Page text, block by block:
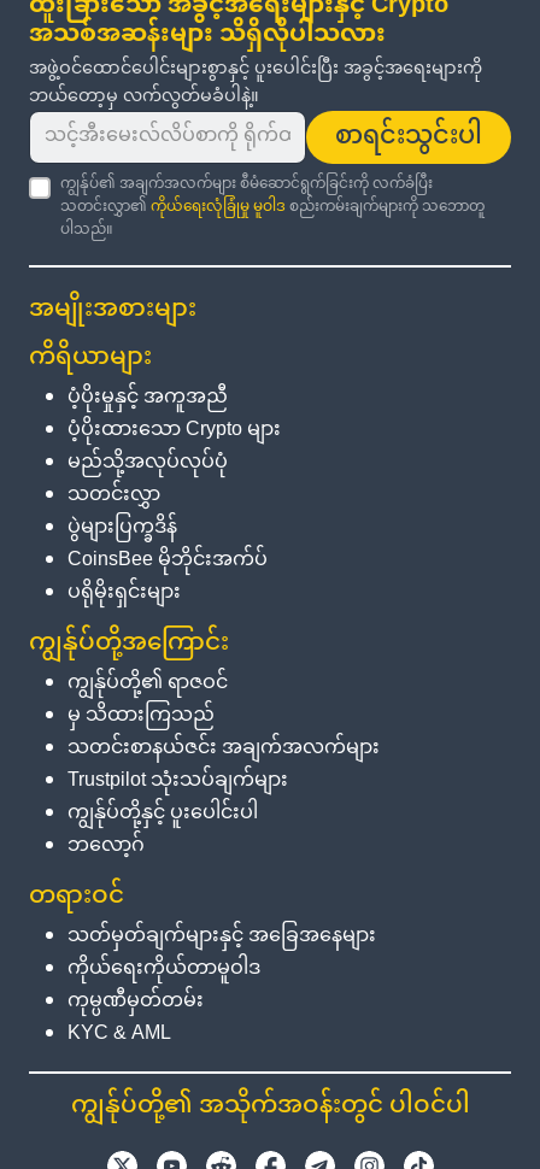
အသစ်အဆန်းများ သိရှိလိုပါသလား
အဖွဲ့ဝင်ထောင်ပေါင်းများစွာနှင့် ပူးပေါင်းပြီး အခွင့်အရေးများကို
ဘယ်တော့မှ လက်လွတ်မခံပါနဲ့။
စာရင်းသွင်းပါ
ကျွန်ုပ်၏ အချက်အလက်များ စီမံဆောင်ရွက်ခြင်းကို လက်ခံပြီး
သတင်းလွှာ၏ကိုယ်ရေးလုံခြုံမှု မူဝါဒစည်းကမ်းချက်များကို သဘောတူ
ပါသည်။
အမျိုးအစားများ
ကိရိယာများ
ပံ့ပိုးမှုနှင့် အကူအညီ
ပံ့ပိုးထားသော Crypto များ
မည်သို့အလုပ်လုပ်ပုံ
သတင်းလွှာ
ပွဲများပြက္ခဒိန်
CoinsBee မိုဘိုင်းအက်ပ်
ပရိုမိုးရှင်းများ
ကျွန်ုပ်တို့အကြောင်း
ကျွန်ုပ်တို့၏ ရာဇဝင်
မှ သိထားကြသည်
သတင်းစာနယ်ဇင်း အချက်အလက်များ
Trustpilot သုံးသပ်ချက်များ
ကျွန်ုပ်တို့နှင့် ပူးပေါင်းပါ
ဘလော့ဂ်
တရားဝင်
သတ်မှတ်ချက်များနှင့် အခြေအနေများ
ကိုယ်ရေးကိုယ်တာမူဝါဒ
ကုမ္ပဏီမှတ်တမ်း
KYC & AML
ကျွန်ုပ်တို့၏ အသိုက်အဝန်းတွင် ပါဝင်ပါ